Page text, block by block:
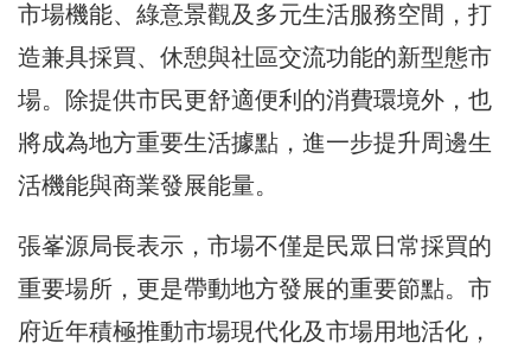
市場機能、綠意景觀及多元生活服務空間，打
造兼具採買、休憩與社區交流功能的新型態市
場。除提供市民更舒適便利的消費環境外，也
將成為地方重要生活據點，進一步提升周邊生
活機能與商業發展能量。
張峯源局長表示，市場不僅是民眾日常採買的
重要場所，更是帶動地方發展的重要節點。市
府近年積極推動市場現代化及市場用地活化，